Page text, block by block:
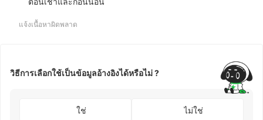
แจ้งเนื้อหาผิดพลาด
วิธีการเลือกใช้เป็นข้อมูลอ้างอิงได้หรือไม่ ?
ใช่ ไม่ใช่